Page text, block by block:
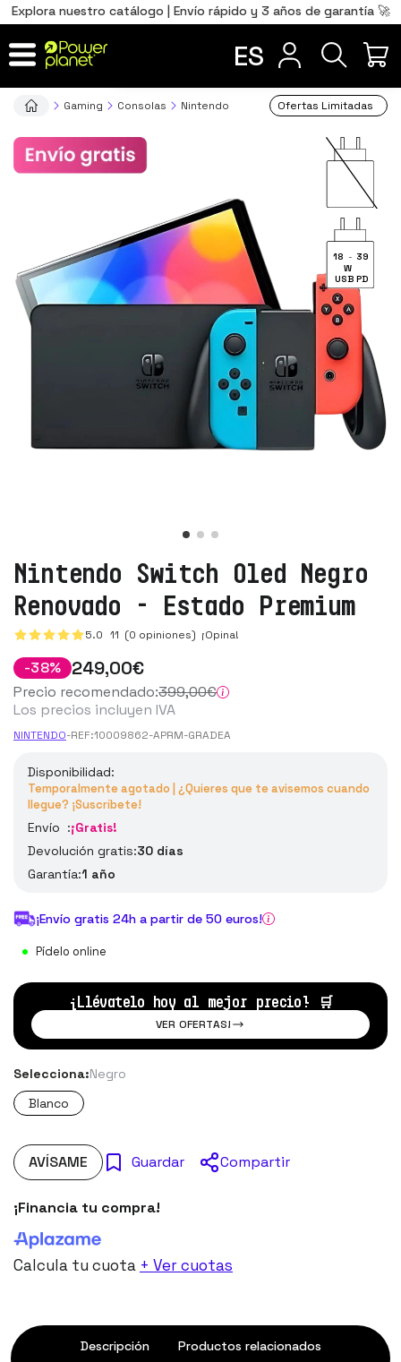
Explora nuestro catálogo | Envío rápido y 3 años de garantía 🚀
ES
Gaming Consolas Nintendo Ofertas Limitadas
18 - 39
W
USB PD
Nintendo Switch Oled Negro
Renovado - Estado Premium
5.0 11 (0 opiniones) ¡Opina!
-38% 249,00€
Precio recomendado:399,00€
Los precios incluyen IVA
NINTENDO-REF:10009862-APRM-GRADEA
Disponibilidad:
Temporalmente agotado | ¿Quieres que te avisemos cuando
llegue? ¡Suscríbete!
Envío :¡Gratis!
Devolución gratis:30 días
Garantía:1 año
¡Envío gratis 24h a partir de 50 euros!
Pídelo online
¡Llévatelo hoy al mejor precio! 🛒
VER OFERTAS!
Selecciona:Negro
Blanco
AVÍSAME Guardar Compartir
¡Financia tu compra!
Calcula tu cuota + Ver cuotas
Descripción
Productos relacionados
Total 0,00€
IR AL CARRITO
Português
PT
FR